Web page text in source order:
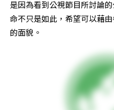
是因為看到公視節目所討論
命不只是如此，希望可以藉
的面貌。